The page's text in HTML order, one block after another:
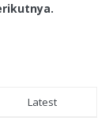
Latest